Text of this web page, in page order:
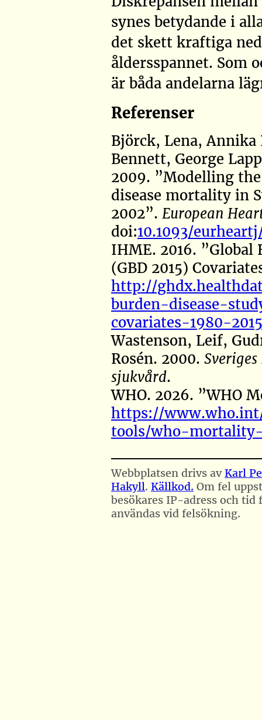
synes betydande i
det skett kraftiga
åldersspannet. Som
är båda andelarna
Referenser
Björck, Lena, Annika
Bennett, George
2009. ”Modelling
disease mortality in
2002”. European
doi:10.1093/
IHME. 2016. ”Global
(GBD 2015)
http://
burden-disease-
covariates-1980-2015
Wastenson, Leif,
Rosén. 2000.
sjukvård.
WHO. 2026. ”WHO M
https://
tools/who-mortality-
Webbplatsen drivs avKarl
Hakyll. Källkod. Om fel
besökares IP-adress och
användas vid felsökning.